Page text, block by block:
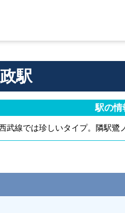
駅
駅の情
武線では珍しいタイプ。隣駅鷺